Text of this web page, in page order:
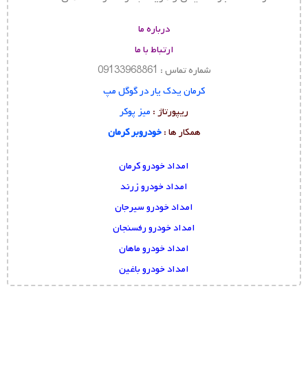
درباره ما
ارتباط با ما
شماره تماس : 09133968861
کرمان یدک یار در گوگل مپ
ریپورتاژ : میز پوکر
همکار ها :خودروبر کرمان
امداد خودرو کرمان
امداد خودرو زرند
امداد خودرو سیرجان
امداد خودرو رفسنجان
امداد خودرو ماهان
امداد خودرو باغین